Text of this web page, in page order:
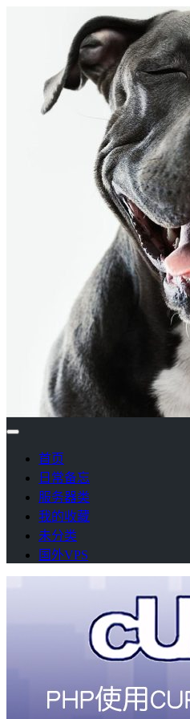
首页
日常备忘
服务器类
我的收藏
未分类
国外VPS